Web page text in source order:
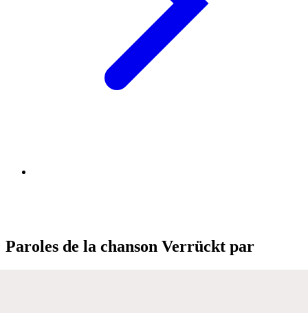
Paroles de la chanson Verrückt par